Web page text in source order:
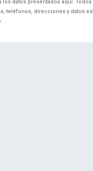
los datos presentados aquí.
teléfonos, direcciones y datos